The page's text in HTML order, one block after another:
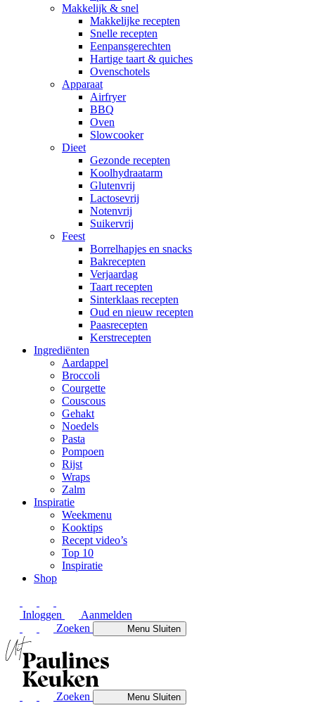
Makkelijk & snel
Makkelijke recepten
Snelle recepten
Eenpansgerechten
Hartige taart & quiches
Ovenschotels
Apparaat
Airfryer
BBQ
Oven
Slowcooker
Dieet
Gezonde recepten
Koolhydraatarm
Glutenvrij
Lactosevrij
Notenvrij
Suikervrij
Feest
Borrelhapjes en snacks
Bakrecepten
Verjaardag
Taart recepten
Sinterklaas recepten
Oud en nieuw recepten
Paasrecepten
Kerstrecepten
Ingrediënten
Aardappel
Broccoli
Courgette
Couscous
Gehakt
Noedels
Pasta
Pompoen
Rijst
Wraps
Zalm
Inspiratie
Weekmenu
Kooktips
Recept video’s
Top 10
Inspiratie
Shop
Inloggen
Aanmelden
Zoeken
MenuSluiten
Zoeken MenuSluiten